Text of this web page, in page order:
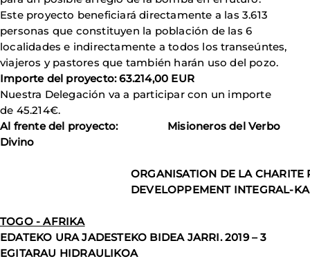
Este proyecto beneficiará directamente a las 3.613
personas que constituyen la población de las 6
localidades e indirectamente a todos los transeúntes,
viajeros y pastores que también harán uso del pozo.
Importe del proyecto: 63.214,00 EUR
Nuestra Delegación va a participar con un importe
de 45.214€.
Al frente del proyecto: Misioneros del Verbo
Divino
ORGANISATION DE LA CHARITE
DEVELOPPEMENT INTEGRAL-
TOGO - AFRIKA
EDATEKO URA JADESTEKO BIDEA JARRI. 2019 – 3
EGITARAU HIDRAULIKOA